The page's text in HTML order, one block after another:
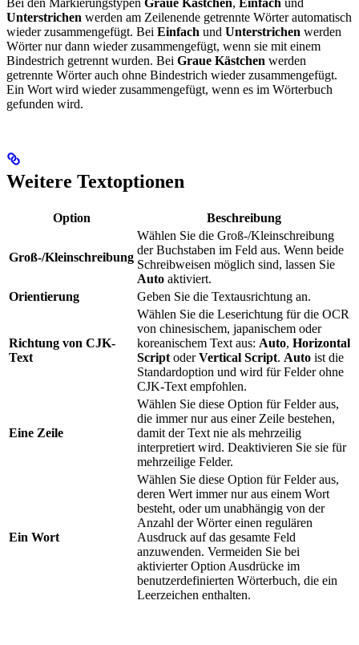
Bei den Markierungstypen Graue Kästchen, Einfach und
Unterstrichen werden am Zeilenende getrennte Wörter automatisch
wieder zusammengefügt. Bei Einfach und Unterstrichen werden
Wörter nur dann wieder zusammengefügt, wenn sie mit einem
Bindestrich getrennt wurden. Bei Graue Kästchen werden
getrennte Wörter auch ohne Bindestrich wieder zusammengefügt.
Ein Wort wird wieder zusammengefügt, wenn es im Wörterbuch
gefunden wird.
Weitere Textoptionen
Option Beschreibung
Groß-/Kleinschreibung
Wählen Sie die Groß-/Kleinschreibung
der Buchstaben im Feld aus. Wenn beide
Schreibweisen möglich sind, lassen Sie
Auto aktiviert.
Orientierung
Geben Sie die Textausrichtung an.
Richtung von CJK-
Text
Wählen Sie die Leserichtung für die OCR
von chinesischem, japanischem oder
koreanischem Text aus: Auto, Horizontal
Script oderVertical Script. Auto ist die
Standardoption und wird für Felder ohne
CJK-Text empfohlen.
Eine Zeile
Wählen Sie diese Option für Felder aus,
die immer nur aus einer Zeile bestehen,
damit der Text nie als mehrzeilig
interpretiert wird. Deaktivieren Sie sie für
mehrzeilige Felder.
Ein Wort
Wählen Sie diese Option für Felder aus,
deren Wert immer nur aus einem Wort
besteht, oder um unabhängig von der
Anzahl der Wörter einen regulären
Ausdruck auf das gesamte Feld
anzuwenden. Vermeiden Sie bei
aktivierter Option Ausdrücke im
benutzerdefinierten Wörterbuch, die ein
Leerzeichen enthalten.